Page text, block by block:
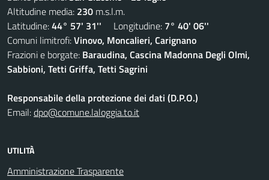
Altitudine media: 230 m.s.l.m.
Latitudine:44° 57' 31'' Longitudine: 7° 40' 06''
Comuni limitrofi:Vinovo, Moncalieri, Carignano
Frazioni e borgate: Baraudina, Cascina Madonna Degli Olmi,
Sabbioni, Tetti Griffa, Tetti Sagrini
Responsabile della protezione dei dati (D.P.O.)
Email:dpo@comune.laloggia.to.it
UTILITÀ
Amministrazione Trasparente